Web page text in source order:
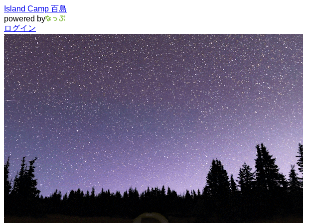
Island Camp 百島
powered by
ログイン